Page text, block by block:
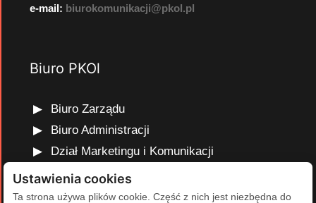
e-mail: biurokomunikacji@pkol.pl
Biuro PKOl
Biuro Zarządu
Biuro Administracji
Dział Marketingu i Komunikacji
Dział Edukacji Olimpijskiej
Dział Finansów i Kadr
Ustawienia cookies
Ta strona używa plików cookie. Część z nich jest niezbędna do